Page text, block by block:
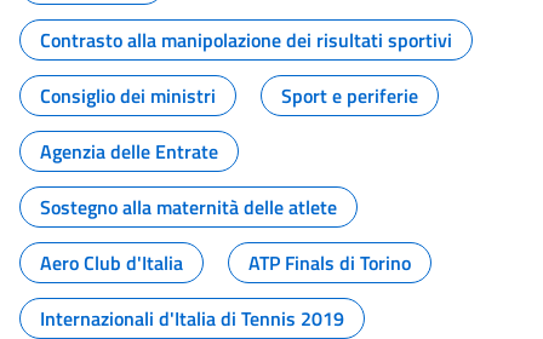
Contrasto alla manipolazione dei risultati sportivi
Consiglio dei ministri
Sport e periferie
Agenzia delle Entrate
Sostegno alla maternità delle atlete
Aero Club d'Italia
ATP Finals di Torino
Internazionali d'Italia di Tennis 2019